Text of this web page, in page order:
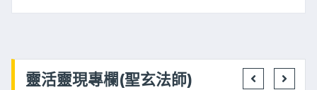
靈活靈現專欄(聖玄法師)